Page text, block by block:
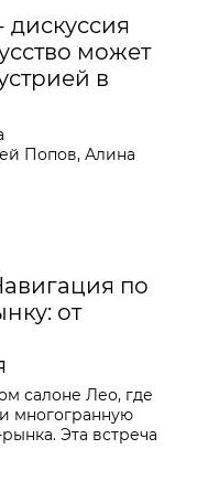
дискуссия
может
в
Попов, Алина
по
от
салоне Лео, где
многогранную
Эта встреча